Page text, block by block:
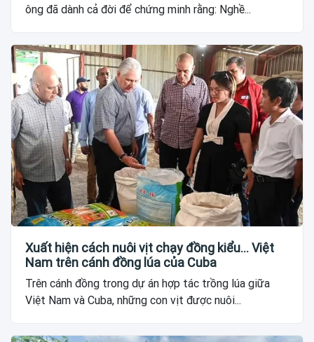
ông đã dành cả đời để chứng minh rằng: Nghề...
Xuất hiện cách nuôi vịt chạy đồng kiểu... Việt
Nam trên cánh đồng lúa của Cuba
Trên cánh đồng trong dự án hợp tác trồng lúa giữa
Việt Nam và Cuba, những con vịt được nuôi...